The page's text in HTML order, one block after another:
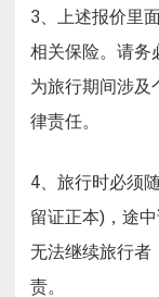
3、上述报价里
相关保险。请务
为旅行期间涉及
律责任。
4、旅行时必须
留证正本)，途
无法继续旅行者
责。